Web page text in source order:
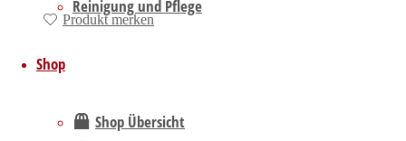
Reinigung und Pflege
Shop
Shop Übersicht
Produkt merken